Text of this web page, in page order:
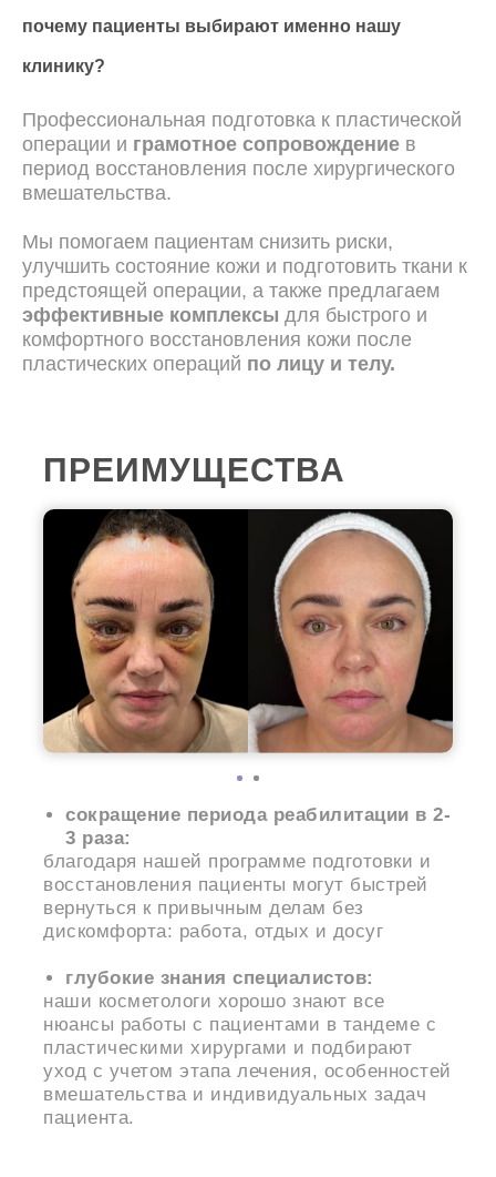
почему пациенты выбирают именно нашу
клинику?
Профессиональная подготовка к пластической
операции и грамотное сопровождение в
период восстановления после хирургического
вмешательства.
Мы помогаем пациентам снизить риски,
улучшить состояние кожи и подготовить ткани к
предстоящей операции, а также предлагаем
эффективные комплексы для быстрого и
комфортного восстановления кожи после
пластических операций по лицу и телу.
ПРЕИМУЩЕСТВА
сокращение периода реабилитации в 2-
3 раза:
благодаря нашей программе подготовки и
восстановления пациенты могут быстрей
вернуться к привычным делам без
дискомфорта: работа, отдых и досуг
глубокие знания специалистов:
наши косметологи хорошо знают все
нюансы работы с пациентами в тандеме с
пластическими хирургами и подбирают
уход с учетом этапа лечения, особенностей
вмешательства и индивидуальных задач
пациента.